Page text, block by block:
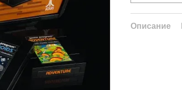
Описание